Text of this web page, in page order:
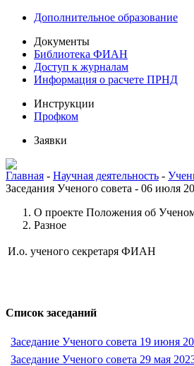
Дополнительное образование
Документы
Библиотека ФИАН
Доступ к журналам
Информация о расчете ПРНД
Инструкции
Профком
Заявки
Главная - Научная деятельность -
Заседания Ученого совета - 06 июля
О проекте Положения об
Разное
И.о. ученого секретаря ФИАН
Список заседаний
Заседание Ученого совета 19 июня
Заседание Ученого совета 29 мая